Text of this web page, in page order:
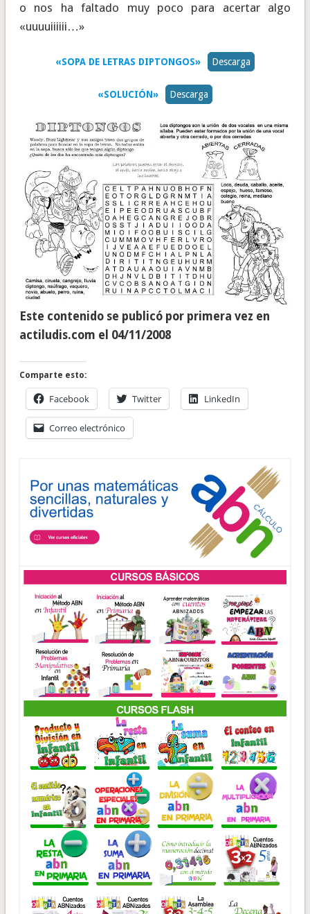
o nos ha faltado muy poco para acertar algo
«uuuuiiiiii…»
«SOPA DE LETRAS DIPTONGOS» Descarga
«SOLUCIÓN» Descarga
Este contenido se publicó por primera vez en
actiludis.com el 04/11/2008
Comparte esto:
Facebook Twitter LinkedIn
Correo electrónico